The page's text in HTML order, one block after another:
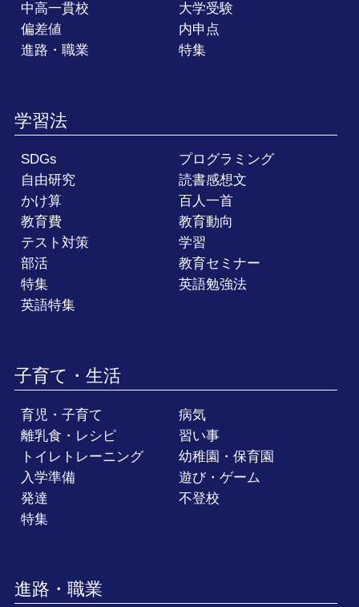
中高一貫校
大学受験
偏差値
内申点
進路・職業
特集
学習法
SDGs
プログラミング
自由研究
読書感想文
かけ算
百人一首
教育費
教育動向
テスト対策
学習
部活
教育セミナー
特集
英語勉強法
英語特集
子育て・生活
育児・子育て
病気
離乳食・レシピ
習い事
トイレトレーニング
幼稚園・保育園
入学準備
遊び・ゲーム
発達
不登校
特集
進路・職業